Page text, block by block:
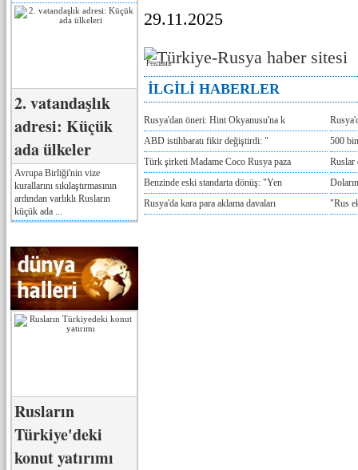
2. vatandaşlık
adresi: Küçük
ada ülkeler
Avrupa Birliği'nin vize
kurallarını sıkılaştırmasının
ardından varlıklı Rusların
küçük ada ...
Rusların
Türkiye'deki
konut yatırımı
29.11.2025
Реклама
İLGİLİ HABERLER
Rusya'dan öneri: Hint Okyanusu'na k
ABD istihbaratı fikir değiştirdi: "
500
Türk şirketi Madame Coco Rusya paza
Ruslar
Benzinde eski standarta dönüş: "Yen
Rusya'da kara para aklama davaları
"Rus